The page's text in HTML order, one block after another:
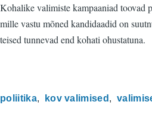
Kohalike valimiste kampaaniad toovad
mille vastu mõned kandidaadid on
teised tunnevad end kohati ohustatuna.
poliitika kov valimised